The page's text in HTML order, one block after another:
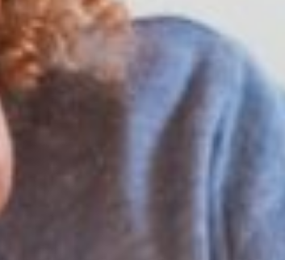
sur place. N’hésitez pas à demander
En complément, nous déployons
des compléments alimentaires de
cela demande la définition d’un projet
!
?